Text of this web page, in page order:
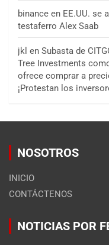
binance en EE.UU. se
testaferro Alex Saab
jkl en Subasta de
Tree Investments
ofrece comprar a
¡Protestan los
NOSOTROS
INICIO
CONTÁCTENOS
NOTICIAS POR